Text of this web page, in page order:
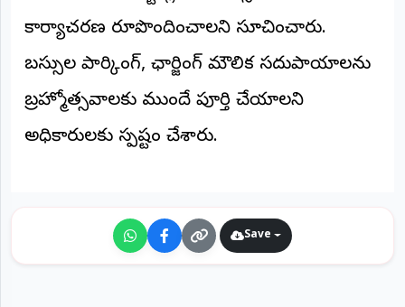
కార్యాచరణ రూపొందించాలని సూచించారు.
బస్సుల పార్కింగ్, ఛార్జింగ్ మౌలిక సదుపాయాలను
బ్రహ్మోత్సవాలకు ముందే పూర్తి చేయాలని
అధికారులకు స్పష్టం చేశారు.
Save